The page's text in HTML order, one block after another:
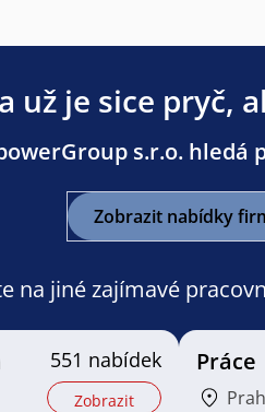
už je sice pryč,
s.r.o. hledá
Zobrazit nabídky
na jiné zajímavé
551 nabídek
Zobrazit
Práce